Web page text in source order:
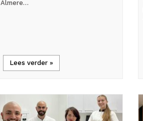
Almere…
Lees verder »